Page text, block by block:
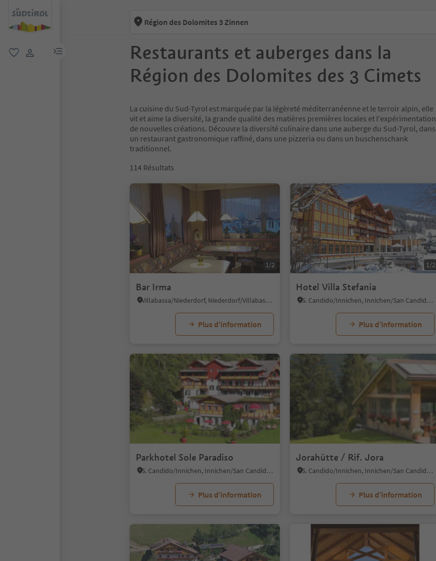
lien menu
Région des Dolomites 3 Zinnen
Restaurants et auberges dans la
Région des Dolomites des 3 Cimets
La cuisine du Sud-Tyrol est marquée par la légèreté méditerranéenne et le terroir alpin, elle
vit et aime la diversité, la grande qualité des matières premières locales et l'expérimentation
de nouvelles créations. Découvre la diversité culinaire dans une auberge du Sud-Tyrol, dans
un restaurant gastronomique raffiné, dans une pizzeria ou dans un buschenschank
traditionnel.
114 Résultats
1/2
Bar Irma
Villabassa/Niederdorf, Niederdorf/Villabassa, Dolomites Region 3 Zinnen
Plus d’information
1/2
Hotel Villa Stefania
S. Candido/Innichen, Innichen/San Candido, Dolomites Region 3 Zinnen
Plus d’information
1/7
Parkhotel Sole Paradiso
S. Candido/Innichen, Innichen/San Candido, Dolomites Region 3 Zinnen
Plus d’information
Jorahütte / Rif. Jora
S. Candido/Innichen, Innichen/San Candido, Dolomites Region 3 Zinnen
Plus d’information